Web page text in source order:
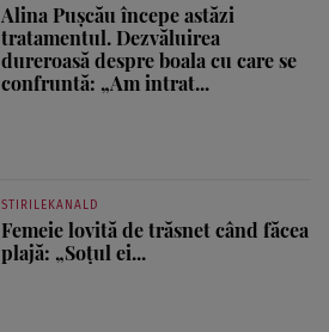
Alina Pușcău începe astăzi
tratamentul. Dezvăluirea
dureroasă despre boala cu care se
confruntă: „Am intrat...
STIRILEKANALD
Femeie lovită de trăsnet când făcea
plajă: „Soțul ei...